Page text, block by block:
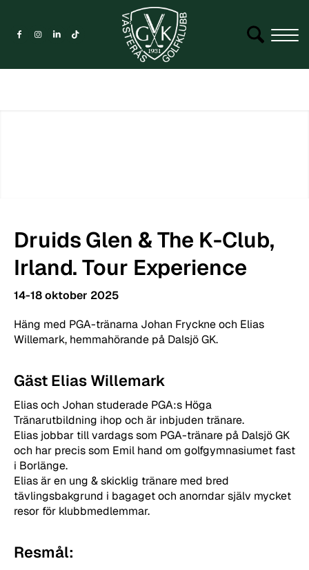
Druids Glen &The K-Club,
Irland. Tour Experience
14-18 oktober 2025
Häng med PGA-tränarna Johan Fryckne och Elias
Willemark, hemmahörande på Dalsjö GK.
Gäst Elias Willemark
Elias och Johan studerade PGA:s Höga
Tränarutbildning ihop och är inbjuden tränare.
Elias jobbar till vardags som PGA-tränare på Dalsjö GK
och har precis som Emil hand om golfgymnasiumet fast
i Borlänge.
Elias är en ung & skicklig tränare med bred
tävlingsbakgrund i bagaget och anorndar själv mycket
resor för klubbmedlemmar.
Resmål: